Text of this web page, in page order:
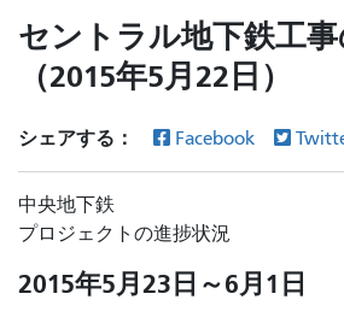
セントラル地下鉄工
（2015年5月22日）
シェアする： Facebook
中央地下鉄
プロジェクトの進捗状況
2015年5月23日～6月1日